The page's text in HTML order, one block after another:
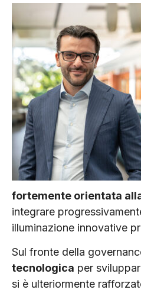
fortemente orientata
integrare
illuminazione innovative
Sul fronte della
tecnologica per
si è ulteriormente